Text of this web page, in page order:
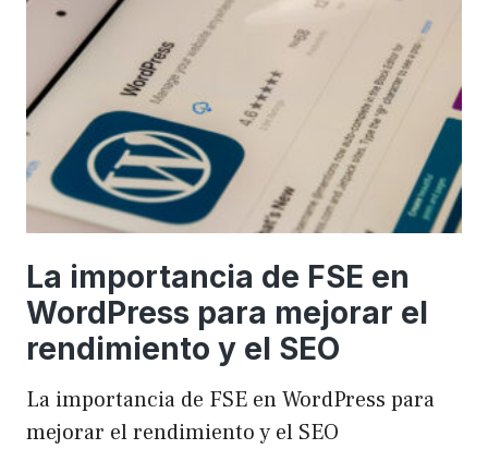
una
WordCamp
La importancia de FSE en
WordPress para mejorar el
rendimiento y el SEO
La importancia de FSE en WordPress para
mejorar el rendimiento y el SEO